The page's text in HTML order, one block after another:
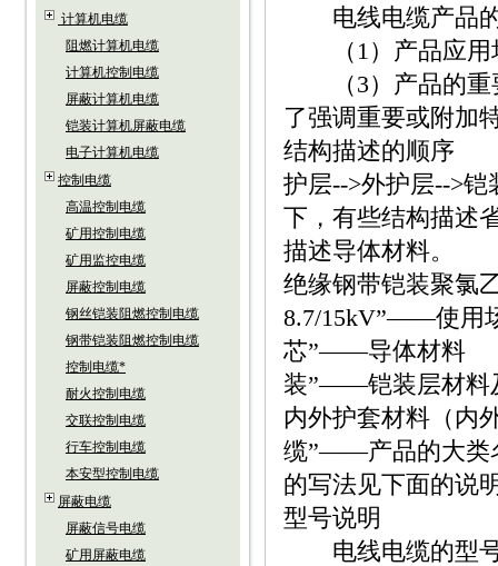
计算机电缆
阻燃计算机电缆
计算机控制电缆
屏蔽计算机电缆
铠装计算机屏蔽电缆
电子计算机电缆
控制电缆
高温控制电缆
矿用控制电缆
矿用监控电缆
屏蔽控制电缆
钢丝铠装阻燃控制电缆
钢带铠装阻燃控制电缆
控制电缆*
耐火控制电缆
交联控制电缆
行车控制电缆
本安型控制电缆
屏蔽电缆
屏蔽信号电缆
矿用屏蔽电缆
电线电缆产品
（1）产品应用
（3）产品的重
了强调重要或附
结构描述的顺序
护层-->外护层--
下，有些结构描述
描述导体材料。
绝缘钢带铠装聚
8.7/15kV”——使
芯”——导体材料
装”——铠装层材
内外护套材料（
缆”——产品的大类
的写法见下面的说
型号说明
电线电缆的型